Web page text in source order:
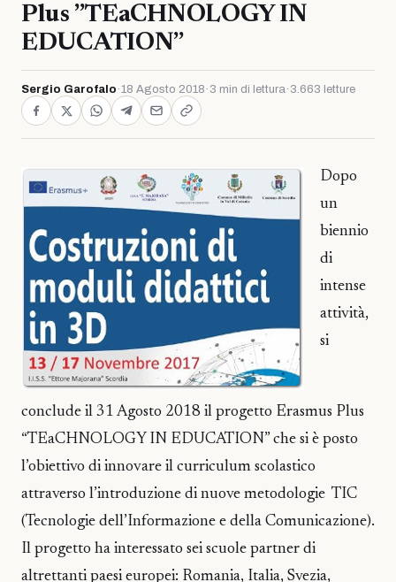
Plus ”TEaCHNOLOGY IN
EDUCATION”
Sergio Garofalo ·18 Agosto 2018 · 3 min di lettura· 3.663 letture
Dopo
un
biennio
di
intense
attività,
si
conclude il 31 Agosto 2018 il progetto Erasmus Plus
“TEaCHNOLOGY IN EDUCATION” che si è posto
l’obiettivo di innovare il curriculum scolastico
attraverso l’introduzione di nuove metodologie TIC
(Tecnologie dell’Informazione e della Comunicazione).
Il progetto ha interessato sei scuole partner di
altrettanti paesi europei: Romania, Italia, Svezia,